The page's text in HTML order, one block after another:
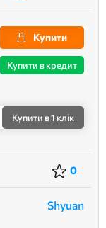
Купити
Купити в кредит
Купити в 1 клік
0
Shyuan